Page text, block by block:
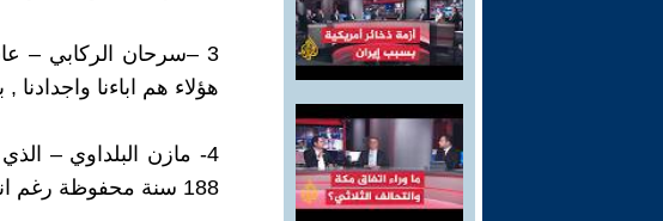
3 –سرحان الركابي –
هؤلاء هم اباءنا واجدادنا ,
4- مازن البلداوي –
188 سنة محفوظة رغم انها تبدو متهرئة قليلا